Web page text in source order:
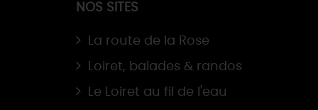
NOS SITES
La route de la Rose
Loiret, balades & randos
Le Loiret au fil de l'eau